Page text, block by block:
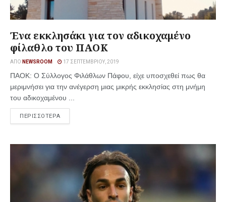
Ένα εκκλησάκι για τον αδικοχαμένο
φίλαθλο του ΠΑΟΚ
ΑΠΌ NEWSROOM 17 ΣΕΠΤΕΜΒΡΊΟΥ, 2019
ΠΑΟΚ: Ο Σύλλογος Φιλάθλων Πάφου, είχε υποσχεθεί πως θα
μεριμνήσει για την ανέγερση μιας μικρής εκκλησίας στη μνήμη
του αδικοχαμένου ...
ΠΕΡΙΣΣΟΤΕΡΑ